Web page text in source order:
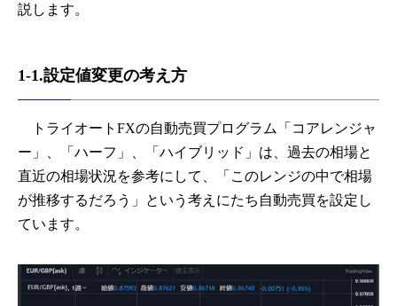
説します。
1-1.設定値変更の考え方
トライオートFXの自動売買プログラム「コアレンジャ
ー」、「ハーフ」、「ハイブリッド」は、過去の相場と
直近の相場状況を参考にして、「このレンジの中で相場
が推移するだろう」という考えにたち自動売買を設定し
ています。